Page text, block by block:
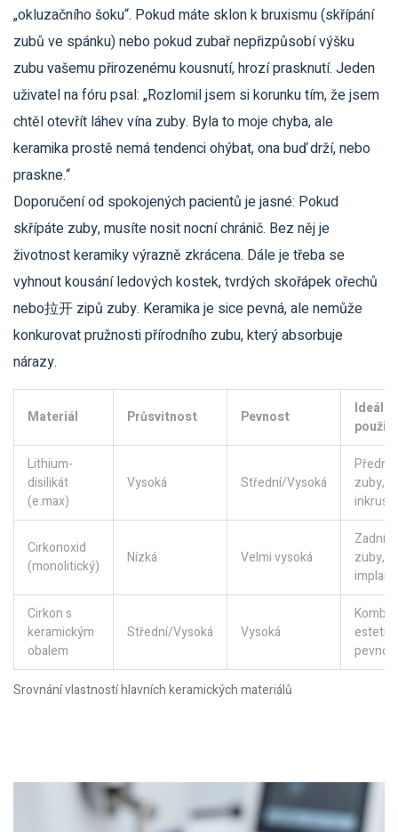
„okluzačního šoku“. Pokud máte sklon k bruxismu (skřípání
zubů ve spánku) nebo pokud zubař nepřizpůsobí výšku
zubu vašemu přirozenému kousnutí, hrozí prasknutí. Jeden
uživatel na fóru psal: „Rozlomil jsem si korunku tím, že jsem
chtěl otevřít láhev vína zuby. Byla to moje chyba, ale
keramika prostě nemá tendenci ohýbat, ona buď drží, nebo
praskne.“
Doporučení od spokojených pacientů je jasné: Pokud
skřípáte zuby, musíte nosit nocní chránič. Bez něj je
životnost keramiky výrazně zkrácena. Dále je třeba se
vyhnout kousání ledových kostek, tvrdých skořápek ořechů
nebo拉开 zipů zuby. Keramika je sice pevná, ale nemůže
konkurovat pružnosti přírodního zubu, který absorbuje
nárazy.
Srovnání vlastností hlavních keramických materiálů
Materiál Průsvitnost Pevnost
Ideální
použití
Lithium-
disilikát
(e.max)
Vysoká Střední/Vysoká
Přední
zuby,
inkrusty
Cirkonoxid
(monolitický)
Nízká Velmi vysoká
Zadní
zuby,
Cirkon s
keramickým
obalem
Střední/Vysoká Vysoká